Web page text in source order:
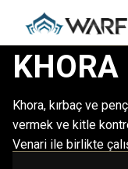
KHORA
Khora, kırbaç ve
vermek ve kitle
Venari ile birlikte